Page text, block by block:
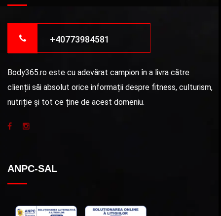
+40773984581
Body365.ro este cu adevărat campion în a livra către
clienții săi absolut orice informații despre fitness, culturism,
nutriție și tot ce ține de acest domeniu.
ANPC-SAL